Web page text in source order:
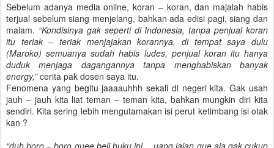
Sebelum adanya media online, koran – koran, dan majalah habis
terjual sebelum siang menjelang, bahkan ada edisi pagi, siang dan
malam. “Kondisinya gak seperti di Indonesia, tanpa penjual koran
itu teriak – teriak menjajakan korannya, di tempat saya dulu
(Maroko) semuanya sudah habis ludes, penjual koran itu hanya
duduk menjaga dagangannya tanpa menghabiskan banyak
energy,”cerita pak dosen saya itu.
Fenomena yang begitu jaaaauhhh sekali di negeri kita. Gak usah
jauh – jauh kita liat teman – teman kita, bahkan mungkin diri kita
sendiri. Kita sering lebih mengutamakan isi perut ketimbang isi otak
kan ?